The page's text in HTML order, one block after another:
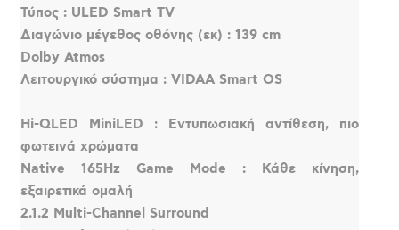
Τύπος : ULED Smart TV
Διαγώνιο μέγεθος οθόνης (εκ) : 139 cm
Dolby Atmos
Λειτουργικό σύστημα : VIDAA Smart OS
Hi-QLED MiniLED : Εντυπωσιακή αντίθεση, πιο
φωτεινά χρώματα
Native 165Hz Game Mode : Κάθε κίνηση,
εξαιρετικά ομαλή
2.1.2 Multi-Channel Surround